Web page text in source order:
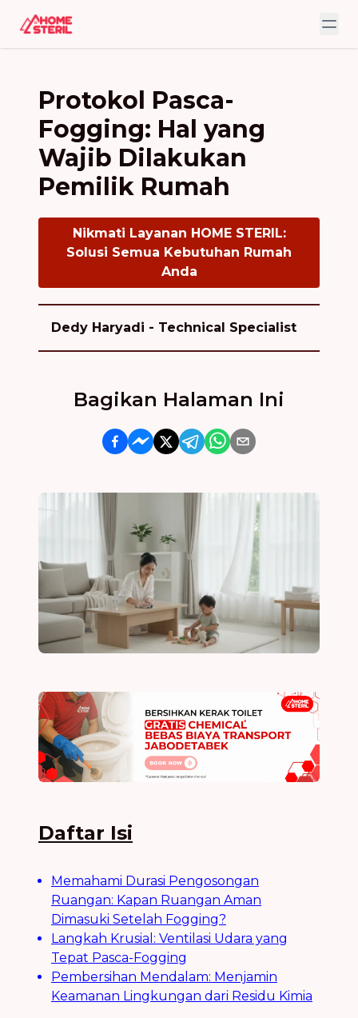
Protokol Pasca-
Fogging: Hal yang
Wajib Dilakukan
Pemilik Rumah
Nikmati Layanan HOME STERIL:
Solusi Semua Kebutuhan Rumah
Anda
Dedy Haryadi - Technical Specialist
Bagikan Halaman Ini
Daftar Isi
Memahami Durasi Pengosongan
Ruangan: Kapan Ruangan Aman
Dimasuki Setelah Fogging?
Langkah Krusial: Ventilasi Udara yang
Tepat Pasca-Fogging
Pembersihan Mendalam: Menjamin
Keamanan Lingkungan dari Residu Kimia